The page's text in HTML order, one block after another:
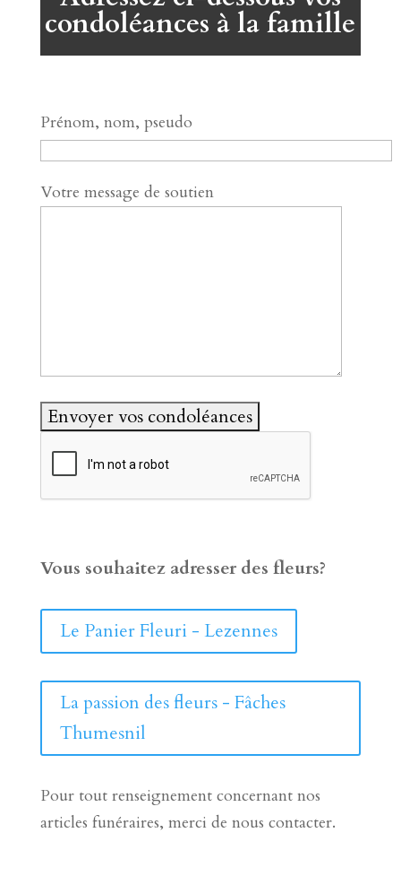
condoléances à la famille
Prénom, nom, pseudo
Votre message de soutien
Vous souhaitez adresser des fleurs?
Le Panier Fleuri - Lezennes
La passion des fleurs - Fâches
Thumesnil
Pour tout renseignement concernant nos
articles funéraires, merci de nous contacter.